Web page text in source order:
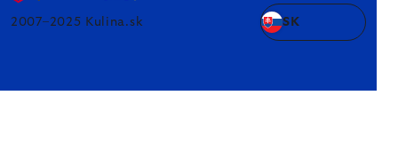
2007–2025 Kulina.sk SK